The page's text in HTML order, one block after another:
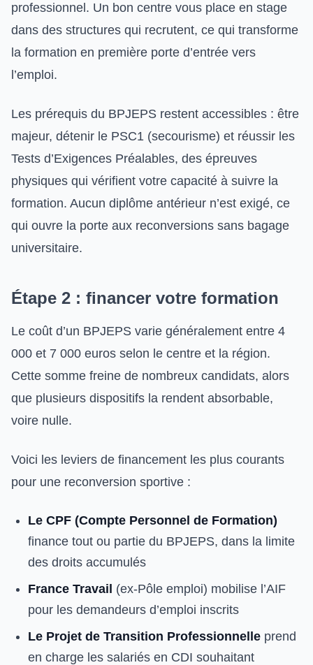
professionnel. Un bon centre vous place en stage
dans des structures qui recrutent, ce qui transforme
la formation en première porte d’entrée vers
l’emploi.
Les prérequis du BPJEPS restent accessibles : être
majeur, détenir le PSC1 (secourisme) et réussir les
Tests d’Exigences Préalables, des épreuves
physiques qui vérifient votre capacité à suivre la
formation. Aucun diplôme antérieur n’est exigé, ce
qui ouvre la porte aux reconversions sans bagage
universitaire.
Étape 2 : financer votre formation
Le coût d’un BPJEPS varie généralement entre 4
000 et 7 000 euros selon le centre et la région.
Cette somme freine de nombreux candidats, alors
que plusieurs dispositifs la rendent absorbable,
voire nulle.
Voici les leviers de financement les plus courants
pour une reconversion sportive :
Le CPF (Compte Personnel de Formation)
finance tout ou partie du BPJEPS, dans la limite
des droits accumulés
France Travail (ex-Pôle emploi) mobilise l’AIF
pour les demandeurs d’emploi inscrits
Le Projet de Transition Professionnelle prend
en charge les salariés en CDI souhaitant